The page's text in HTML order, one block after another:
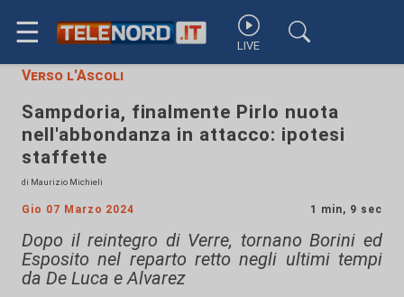
☰ LIVE
Verso l'Ascoli
Sampdoria, finalmente Pirlo nuota
nell'abbondanza in attacco: ipotesi
staffette
di Maurizio Michieli
Gio 07 Marzo 2024 1 min, 9 sec
Dopo il reintegro di Verre, tornano Borini ed
Esposito nel reparto retto negli ultimi tempi
da De Luca e Alvarez